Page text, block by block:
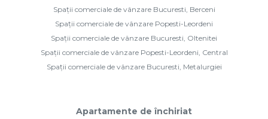
Spații comerciale de vânzare Bucuresti, Berceni
Spații comerciale de vânzare Popesti-Leordeni
Spații comerciale de vânzare Bucuresti, Oltenitei
Spații comerciale de vânzare Popesti-Leordeni, Central
Spații comerciale de vânzare Bucuresti, Metalurgiei
Apartamente de închiriat